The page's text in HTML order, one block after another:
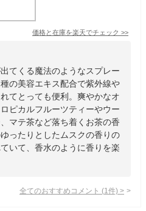
価格と在庫を楽天でチェック >>
てくる魔法のようなスプレー
の美容エキス配合で紫外線や
てとっても便利。爽やかなオ
ピカルフルーツティーやウー
マテ茶など落ち着くお茶の香
ったりとしたムスクの香りの
いて、香水のように香りを楽
全てのおすすめコメント (1 件) >